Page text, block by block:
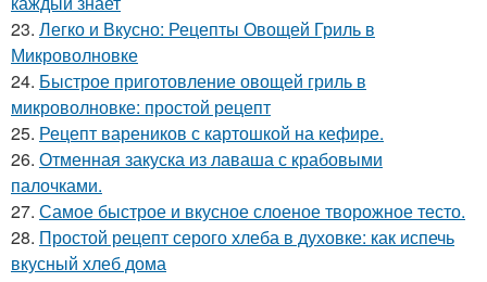
23. Легко и Вкусно: Рецепты Овощей Гриль в
Микроволновке
24. Быстрое приготовление овощей гриль в
микроволновке: простой рецепт
25. Рецепт вареников с картошкой на кефире.
26. Отменная закуска из лаваша с крабовыми
палочками.
27. Самое быстрое и вкусное слоеное творожное тесто.
28. Простой рецепт серого хлеба в духовке: как испечь
вкусный хлеб дома